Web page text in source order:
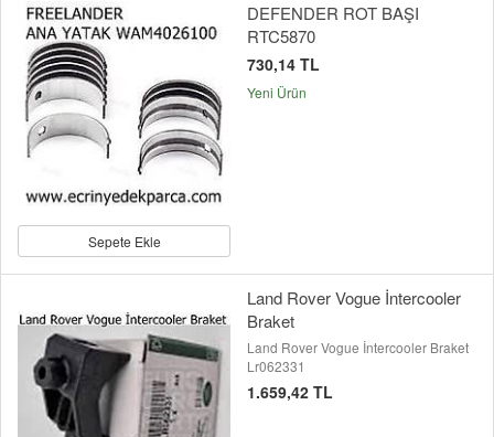
Sepete Ekle
DEFENDER ROT BAŞI
RTC5870
730,14 TL
Yeni Ürün
Land Rover Vogue İntercooler
Braket
Land Rover Vogue İntercooler Braket
Lr062331
1.659,42 TL